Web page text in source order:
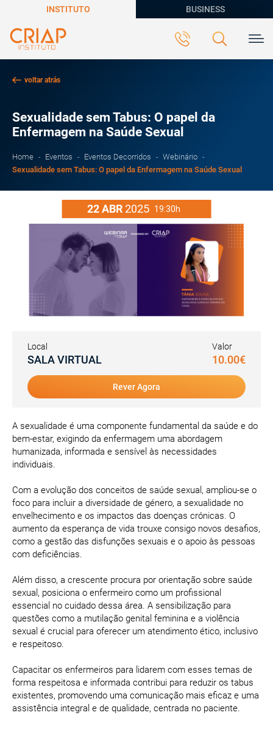
INSTITUTO BUSINESS
voltar atrás
Sexualidade sem Tabus: O papel da
Enfermagem na Saúde Sexual
Home Eventos Eventos Decorridos
Webinário
Sexualidade sem Tabus: O papel da Enfermagem na Saúde Sexual
22ABR 2025 19:30h
Local
SALA VIRTUAL
Valor
10.00€
Rever Agora
A sexualidade é uma componente fundamental da saúde e do
bem-estar, exigindo da enfermagem uma abordagem
humanizada, informada e sensível às necessidades
individuais.
Com a evolução dos conceitos de saúde sexual, ampliou-se o
foco para incluir a diversidade de género, a sexualidade no
envelhecimento e os impactos das doenças crónicas. O
aumento da esperança de vida trouxe consigo novos desafios,
como a gestão das disfunções sexuais e o apoio às pessoas
com deficiências.
Além disso, a crescente procura por orientação sobre saúde
sexual, posiciona o enfermeiro como um profissional
essencial no cuidado dessa área. A sensibilização para
questões como a mutilação genital feminina e a violência
sexual é crucial para oferecer um atendimento ético, inclusivo
e respeitoso.
Capacitar os enfermeiros para lidarem com esses temas de
forma respeitosa e informada contribui para reduzir os tabus
existentes, promovendo uma comunicação mais eficaz e uma
assistência integral e de qualidade, centrada no paciente.